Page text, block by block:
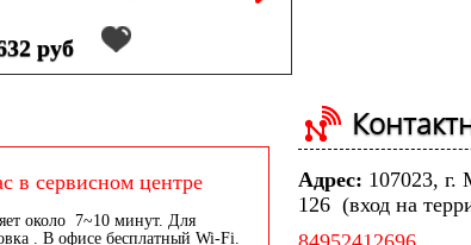
руб
в сервисном центре
около 7~10 минут. Для
. В офисе бесплатный Wi-Fi.
Адрес: 107023, г.
126 (вход на